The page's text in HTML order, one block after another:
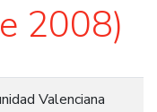
2008)
Valenciana